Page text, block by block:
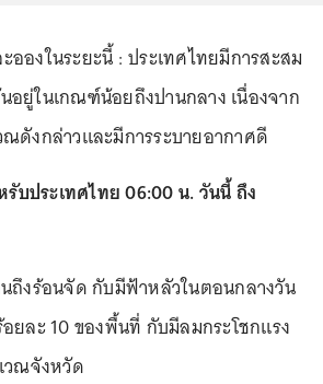
องในระยะนี้ : ประเทศไทยมีการสะสม
ยู่ในเกณฑ์น้อยถึงปานกลาง เนื่องจาก
ดังกล่าวและมีการระบายอากาศดี
ประเทศไทย 06:00 น. วันนี้ ถึง
ถึงร้อนจัด กับมีฟ้าหลัวในตอนกลางวัน
ยละ 10 ของพื้นที่ กับมีลมกระโชกแรง
วณจังหวัด